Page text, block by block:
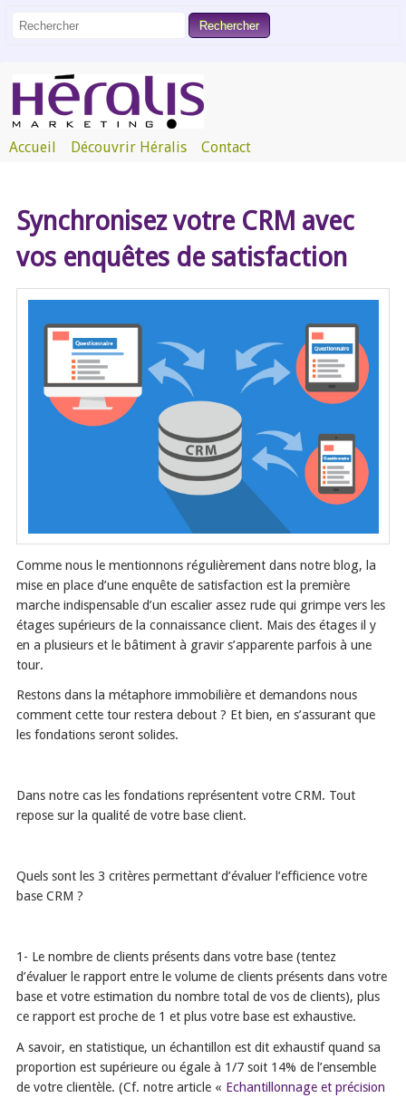
Accueil Découvrir Héralis Contact
Synchronisez votre CRM avec
vos enquêtes de satisfaction
Comme nous le mentionnons régulièrement dans notre blog, la
mise en place d’une enquête de satisfaction est la première
marche indispensable d’un escalier assez rude qui grimpe vers les
étages supérieurs de la connaissance client. Mais des étages il y
en a plusieurs et le bâtiment à gravir s’apparente parfois à une
tour.
Restons dans la métaphore immobilière et demandons nous
comment cette tour restera debout ? Et bien, en s’assurant que
les fondations seront solides.
Dans notre cas les fondations représentent votre CRM. Tout
repose sur la qualité de votre base client.
Quels sont les 3 critères permettant d’évaluer l’efficience votre
base CRM ?
1- Le nombre de clients présents dans votre base (tentez
d’évaluer le rapport entre le volume de clients présents dans votre
base et votre estimation du nombre total de vos de clients), plus
ce rapport est proche de 1 et plus votre base est exhaustive.
A savoir, en statistique, un échantillon est dit exhaustif quand sa
proportion est supérieure ou égale à 1/7 soit 14% de l’ensemble
de votre clientèle. (Cf. notre article « Echantillonnage et précision